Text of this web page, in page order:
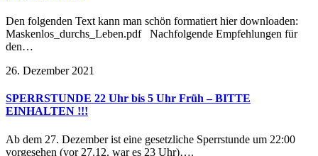
Den folgenden Text kann man schön formatiert hier downloaden:
Maskenlos_durchs_Leben.pdf Nachfolgende Empfehlungen für
den…
26. Dezember 2021
SPERRSTUNDE 22 Uhr bis 5 Uhr Früh – BITTE
EINHALTEN !!!
Ab dem 27. Dezember ist eine gesetzliche Sperrstunde um 22:00
vorgesehen (vor 27.12. war es 23 Uhr)….